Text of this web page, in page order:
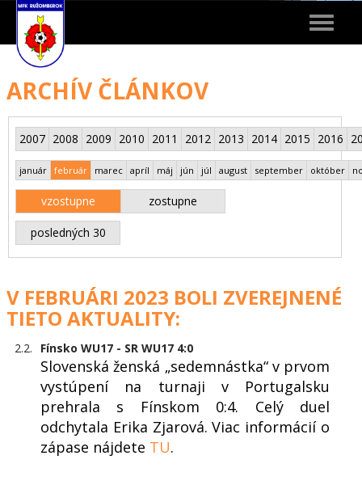
Toggle
ARCHÍV ČLÁNKOV
2007 2008 2009 2010 2011 2012 2013 2014 2015 2016
január február marec apríl máj jún júl august september október
vzostupne zostupne
posledných 30
V FEBRUÁRI 2023 BOLI ZVEREJNENÉ
TIETO AKTUALITY:
2.2. Fínsko WU17 - SR WU17 4:0
Slovenská ženská „sedemnástka“ v prvom
vystúpení na turnaji v Portugalsku
prehrala s Fínskom 0:4. Celý duel
odchytala Erika Zjarová. Viac informácií o
zápase nájdete TU.